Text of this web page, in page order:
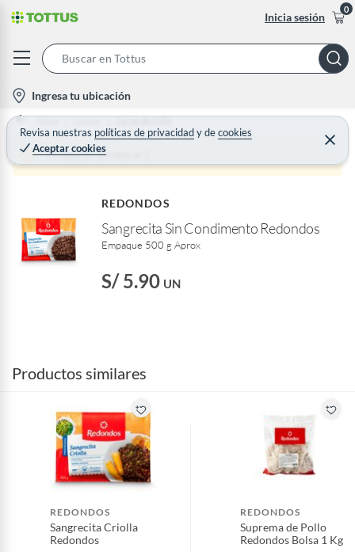
Inicia sesión
0
h
o
t
Ingresa tu ubicación
Revisa nuestras políticas de privacidadydecookies
Aceptar cookies
C
e
r
Home Carnes Carne de Pollo
Producto sin stock :(
REDONDOS
Sangrecita Sin Condimento Redondos
Empaque 500 g Aprox
S/ 5.90 UN
Productos similares
REDONDOS
Sangrecita Criolla
Redondos
REDONDOS
Suprema de Pollo
Redondos Bolsa 1 Kg